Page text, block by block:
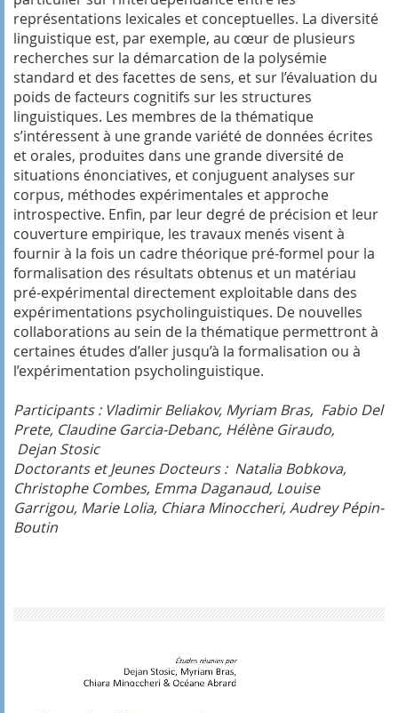
représentations lexicales et conceptuelles. La diversité
linguistique est, par exemple, au cœur de plusieurs
recherches sur la démarcation de la polysémie
standard et des facettes de sens, et sur l’évaluation du
poids de facteurs cognitifs sur les structures
linguistiques. Les membres de la thématique
s’intéressent à une grande variété de données écrites
et orales, produites dans une grande diversité de
situations énonciatives, et conjuguent analyses sur
corpus, méthodes expérimentales et approche
introspective. Enfin, par leur degré de précision et leur
couverture empirique, les travaux menés visent à
fournir à la fois un cadre théorique pré-formel pour la
formalisation des résultats obtenus et un matériau
pré-expérimental directement exploitable dans des
expérimentations psycholinguistiques. De nouvelles
collaborations au sein de la thématique permettront à
certaines études d’aller jusqu’à la formalisation ou à
l’expérimentation psycholinguistique.
Participants : Vladimir Beliakov, Myriam Bras, Fabio Del
Prete, Claudine Garcia-Debanc, Hélène Giraudo,
Dejan Stosic
Doctorants et Jeunes Docteurs : Natalia Bobkova,
Christophe Combes, Emma Daganaud, Louise
Garrigou, Marie Lolia, Chiara Minoccheri, Audrey Pépin-
Boutin